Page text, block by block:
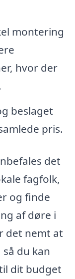
montering
hvor der
beslaget
pris.
det
fagfolk,
og finde
af døre i
det nemt at
du kan
dit budget